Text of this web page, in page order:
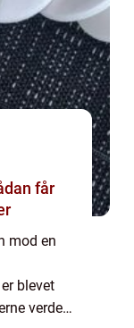
mod en
blevet
verden,